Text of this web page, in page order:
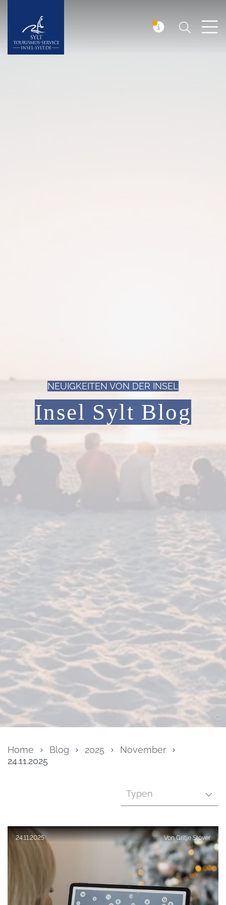
Insel Sylt Suchen
NEUIGKEITEN VON DER INSEL
Insel Sylt Blog
Home Blog 2025
November
24.11.2025
Typen
Veröffentlicht am:
24.11.2025 VonGritje Stöver